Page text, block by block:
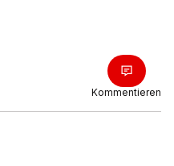
Kommentieren